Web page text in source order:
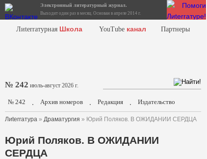
Электронный литературный журнал.
Выходит один раз в месяц. Основан в апреле 2014 г.
Лиterraтурная Школа YouTube канал Партнеры
№ 242 июль-август 2026 г.
№ 242 . Архив номеров . Редакция . Издательство
Лиterraтура » Драматургия » Юрий Поляков. В ОЖИДАНИИ СЕРДЦА
Юрий Поляков. В ОЖИДАНИИ
СЕРДЦА